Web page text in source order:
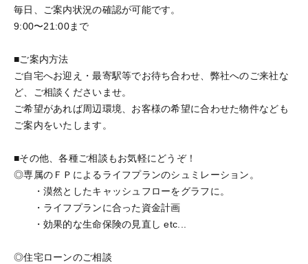
毎日、ご案内状況の確認が可能です。
9:00〜21:00まで
■ご案内方法
ご自宅へお迎え・最寄駅等でお待ち合わせ、弊社へのご来社な
ど、ご相談くださいませ。
ご希望があれば周辺環境、お客様の希望に合わせた物件なども
ご案内をいたします。
■その他、各種ご相談もお気軽にどうぞ！
◎専属のＦＰによるライフプランのシュミレーション。
・漠然としたキャッシュフローをグラフに。
・ライフプランに合った資金計画
・効果的な生命保険の見直し etc...
◎住宅ローンのご相談